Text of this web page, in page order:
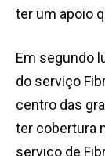
ter um apoio
Em segundo
do serviço
centro das
ter cobertura
serviço de